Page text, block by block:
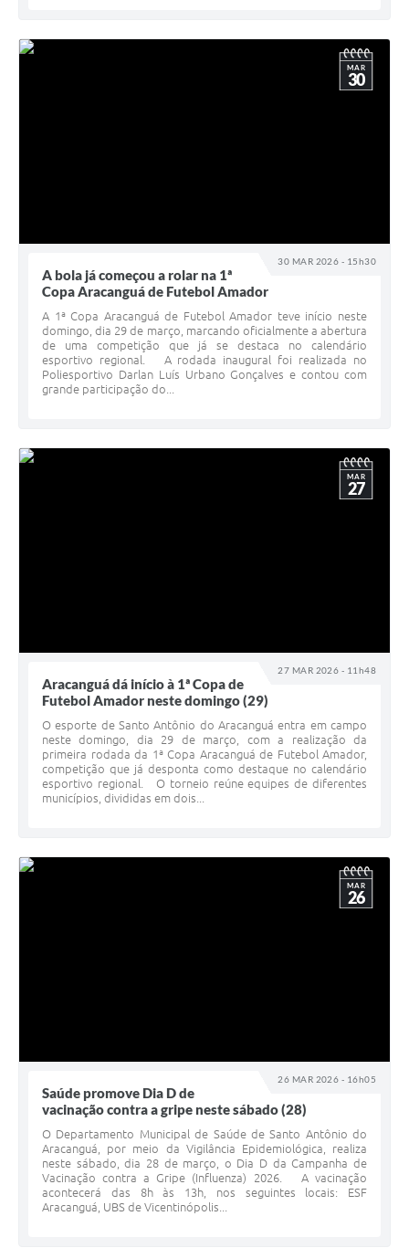
30 MAR 2026 - 15h30
MAR
30
A bola já começou a rolar na 1ª
Copa Aracanguá de Futebol Amador
A 1ª Copa Aracanguá de Futebol Amador teve início neste
domingo, dia 29 de março, marcando oficialmente a abertura
de uma competição que já se destaca no calendário
esportivo regional. A rodada inaugural foi realizada no
Poliesportivo Darlan Luís Urbano Gonçalves e contou com
grande participação do...
27 MAR 2026 - 11h48
MAR
27
Aracanguá dá início à 1ª Copa de
Futebol Amador neste domingo (29)
O esporte de Santo Antônio do Aracanguá entra em campo
neste domingo, dia 29 de março, com a realização da
primeira rodada da 1ª Copa Aracanguá de Futebol Amador,
competição que já desponta como destaque no calendário
esportivo regional. O torneio reúne equipes de diferentes
municípios, divididas em dois...
26 MAR 2026 - 16h05
MAR
26
Saúde promove Dia D de
vacinação contra a gripe neste sábado (28)
O Departamento Municipal de Saúde de Santo Antônio do
Aracanguá, por meio da Vigilância Epidemiológica, realiza
neste sábado, dia 28 de março, o Dia D da Campanha de
Vacinação contra a Gripe (Influenza) 2026. A vacinação
acontecerá das 8h às 13h, nos seguintes locais: ESF
Aracanguá, UBS de Vicentinópolis...